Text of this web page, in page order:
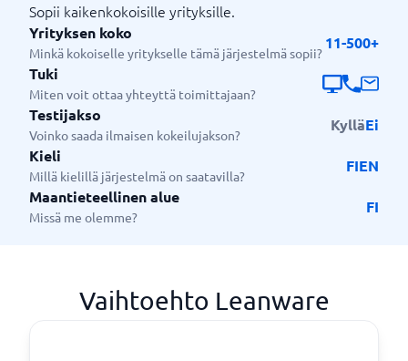
Sopii kaikenkokoisille yrityksille.
Yrityksen koko
Minkä kokoiselle yritykselle tämä järjestelmä sopii?
11-500+
Tuki
Miten voit ottaa yhteyttä toimittajaan?
Testijakso
Voinko saada ilmaisen kokeilujakson?
KylläEi
Kieli
Millä kielillä järjestelmä on saatavilla?
FIEN
Maantieteellinen alue
Missä me olemme?
FI
Vaihtoehto Leanware